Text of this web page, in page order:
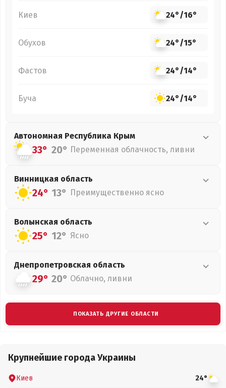
Киев 24°/16°
Обухов 24°/15°
Фастов 24°/14°
Буча 24°/14°
Автономная Республика Крым
33° 20° Переменная облачность, ливни
Винницкая область
24° 13° Преимущественно ясно
Волынская область
25° 12° Ясно
Днепропетровская область
29° 20° Облачно, ливни
ПОКАЗАТЬ ДРУГИЕ ОБЛАСТИ
Крупнейшие города Украины
Киев 24°